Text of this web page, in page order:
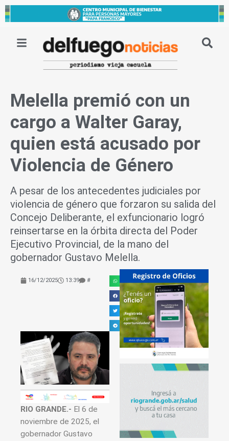
Ir
al
Melella premió con un
cargo a Walter Garay,
quien está acusado por
Violencia de Género
A pesar de los antecedentes judiciales por
violencia de género que forzaron su salida del
Concejo Deliberante, el exfuncionario logró
reinsertarse en la órbita directa del Poder
Ejecutivo Provincial, de la mano del
gobernador Gustavo Melella.
16/12/2025 13:39 #
RIO GRANDE.- El 6 de
noviembre de 2025, el
gobernador Gustavo